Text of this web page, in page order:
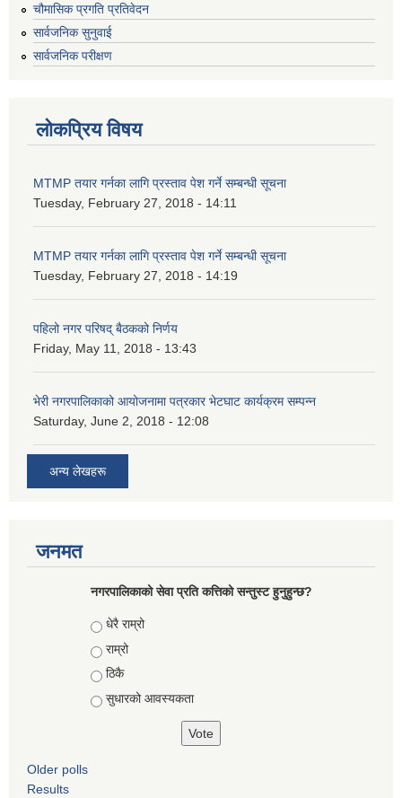
चौमासिक प्रगति प्रतिवेदन
सार्वजनिक सुनुवाई
सार्वजनिक परीक्षण
लोकप्रिय विषय
MTMP तयार गर्नका लागि प्रस्ताव पेश गर्ने सम्बन्धी सूचना
Tuesday, February 27, 2018 - 14:11
MTMP तयार गर्नका लागि प्रस्ताव पेश गर्ने सम्बन्धी सूचना
Tuesday, February 27, 2018 - 14:19
पहिलो नगर परिषद् बैठकको निर्णय
Friday, May 11, 2018 - 13:43
भेरी नगरपालिकाको आयोजनामा पत्रकार भेटघाट कार्यक्रम सम्पन्न
Saturday, June 2, 2018 - 12:08
अन्य लेखहरू
जनमत
नगरपालिकाको सेवा प्रति कत्तिको सन्तुस्ट हुनुहुन्छ?
Choices
धेरै राम्रो
राम्रो
ठिकै
सुधारको आवस्यकता
Older polls
Results